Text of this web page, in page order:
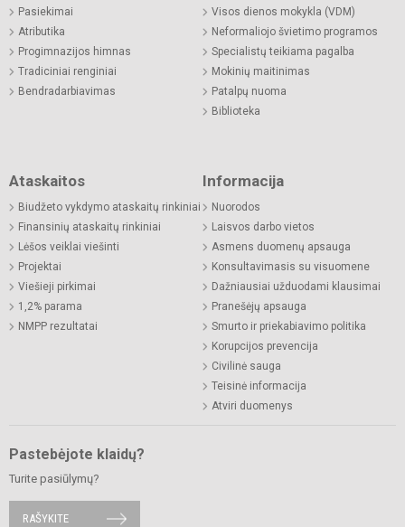
Pasiekimai
Atributika
Progimnazijos himnas
Tradiciniai renginiai
Bendradarbiavimas
Visos dienos mokykla (VDM)
Neformaliojo švietimo programos
Specialistų teikiama pagalba
Mokinių maitinimas
Patalpų nuoma
Biblioteka
Ataskaitos
Biudžeto vykdymo ataskaitų rinkiniai
Finansinių ataskaitų rinkiniai
Lėšos veiklai viešinti
Projektai
Viešieji pirkimai
1,2% parama
NMPP rezultatai
Informacija
Nuorodos
Laisvos darbo vietos
Asmens duomenų apsauga
Konsultavimasis su visuomene
Dažniausiai užduodami klausimai
Pranešėjų apsauga
Smurto ir priekabiavimo politika
Korupcijos prevencija
Civilinė sauga
Teisinė informacija
Atviri duomenys
Pastebėjote klaidų?
Turite pasiūlymų?
RAŠYKITE